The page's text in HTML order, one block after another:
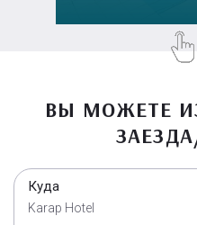
ВЫ МОЖЕТЕ
Куда
Karap Hotel